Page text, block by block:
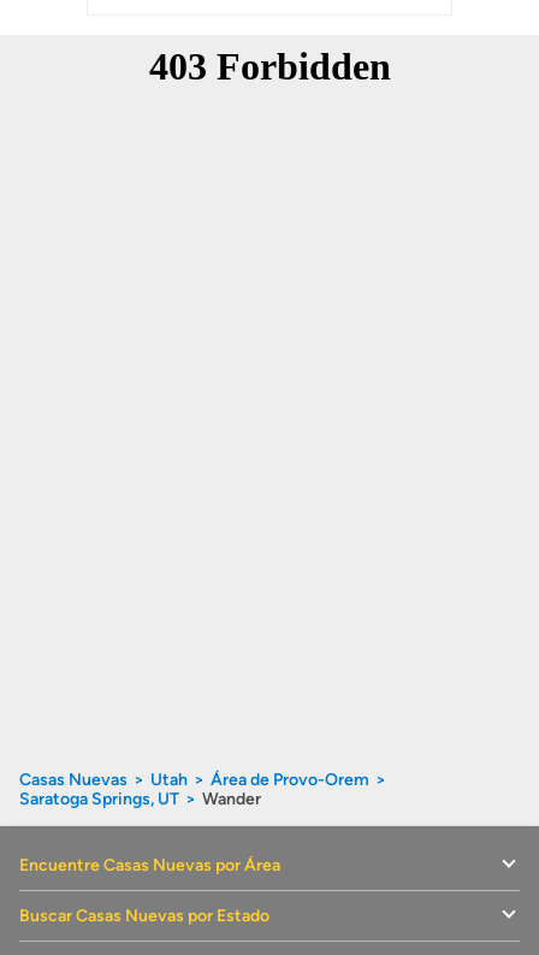
Casas Nuevas Utah
Área de Provo-Orem
Saratoga Springs, UT
Wander
Encuentre Casas Nuevas por Área
Buscar Casas Nuevas por Estado